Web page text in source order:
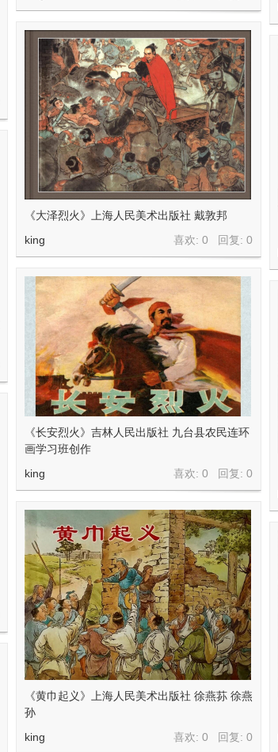
《大泽烈火》上海人民美术出版社 戴敦邦
喜欢: 0 回复:0
king
《长安烈火》吉林人民出版社 九台县农民连环
画学习班创作
喜欢: 0 回复:0
king
《黄巾起义》上海人民美术出版社 徐燕荪 徐燕
孙
喜欢: 0 回复:0
king